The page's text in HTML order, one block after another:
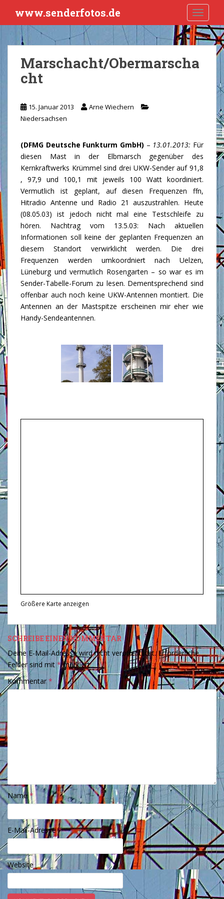
i
t
www.senderfotos.de
Marschacht/Obermarscha
cht
15. Januar 2013
Arne Wiechern
Niedersachsen
(DFMG Deutsche Funkturm GmbH) – 13.01.2013: Für
diesen Mast in der Elbmarsch gegenüber des
Kernkraftwerks Krümmel sind drei UKW-Sender auf 91,8
, 97,9 und 100,1 mit jeweils 100 Watt koordiniert.
Vermutlich ist geplant, auf diesen Frequenzen ffn,
Hitradio Antenne und Radio 21 auszustrahlen. Heute
(08.05.03) ist jedoch nicht mal eine Testschleife zu
hören. Nachtrag vom 13.5.03: Nach aktuellen
Informationen soll keine der geplanten Frequenzen an
diesem Standort verwirklicht werden. Die drei
Frequenzen werden umkoordniert nach Uelzen,
Lüneburg und vermutlich Rosengarten – so war es im
Sender-Tabelle-Forum zu lesen. Dementsprechend sind
offenbar auch noch keine UKW-Antennen montiert. Die
Antennen an der Mastspitze erscheinen mir eher wie
Handy-Sendeantennen.
Größere Karte anzeigen
SCHREIBE EINEN KOMMENTAR
Deine E-Mail-Adresse wird nicht veröffentlicht. Erforderliche
Felder sind mit*markiert
Kommentar*
Name*
E-Mail-Adresse*
Website